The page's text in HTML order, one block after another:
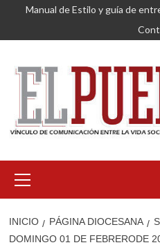
Saltar
contenido
Manual de Estilo y guía de
primario
INICIO PÁGINA DIOCESANA
DOMINGO 01 DE FEBRERODE